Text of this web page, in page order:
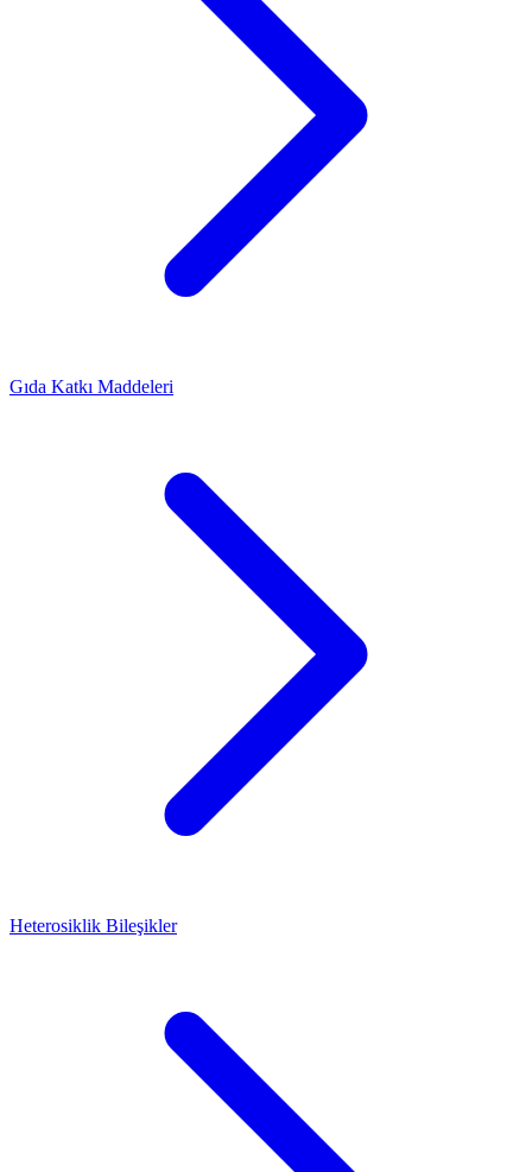
Gıda Katkı Maddeleri
Heterosiklik Bileşikler